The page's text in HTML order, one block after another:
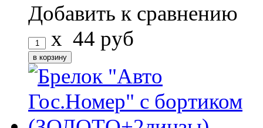
Добавить к сравнению
x 44 руб